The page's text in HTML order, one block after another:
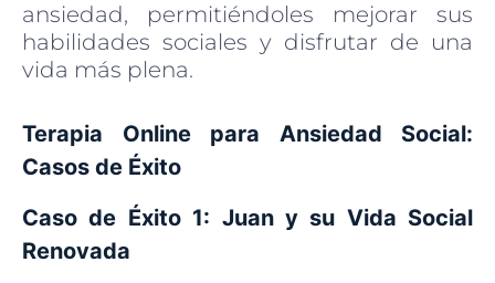
ansiedad, permitiéndoles mejorar sus
habilidades sociales y disfrutar de una
vida más plena.
Terapia Online para Ansiedad Social:
Casos de Éxito
Caso de Éxito 1: Juan y su Vida Social
Renovada